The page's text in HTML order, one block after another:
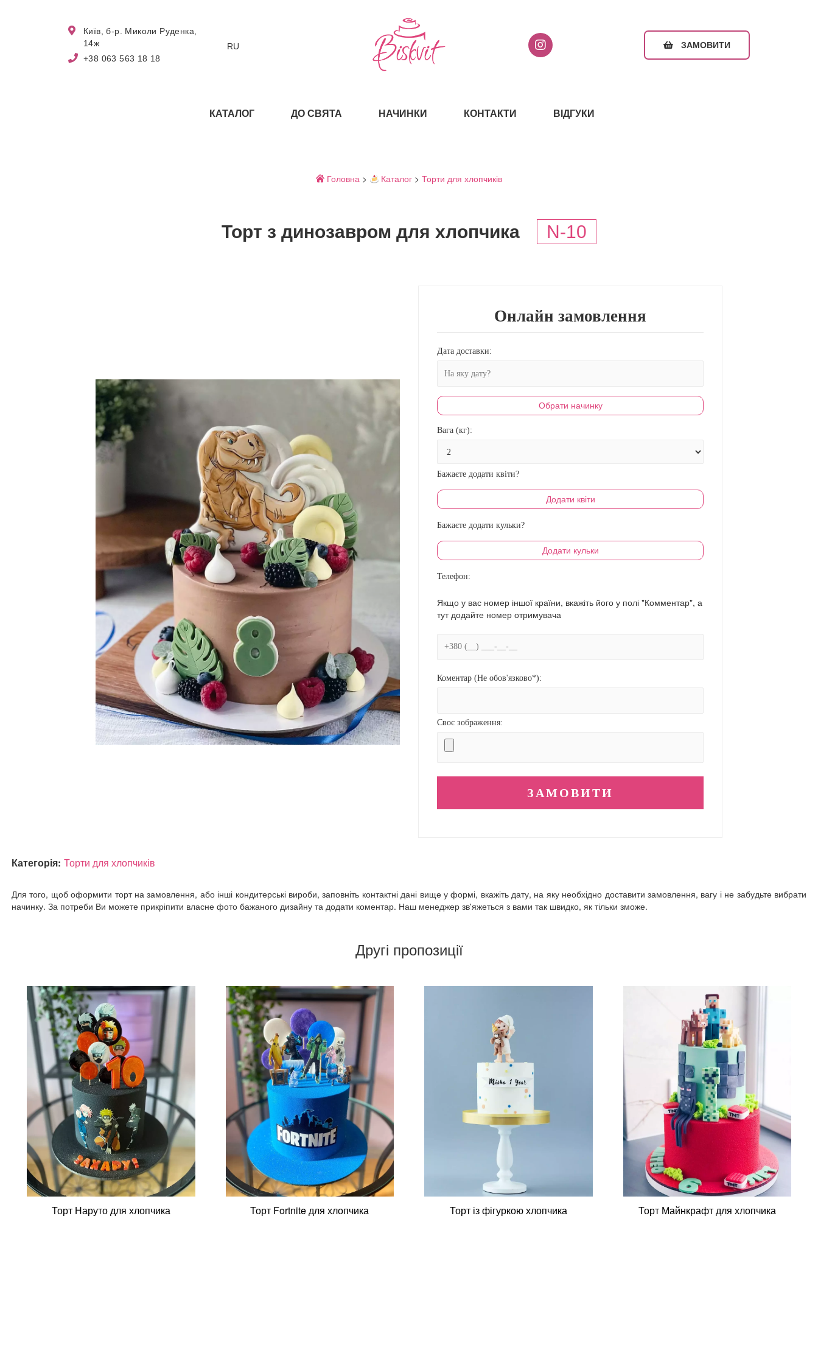
Київ, б-р. Миколи Руденка,
14ж
+38 063 563 18 18
RU ЗАМОВИТИ
КАТАЛОГ ДО СВЯТА НАЧИНКИ КОНТАКТИ ВІДГУКИ
Головна> Каталог >Торти для хлопчиків
Торт з динозавром для хлопчика N-10
Онлайн замовлення
Дата доставки:
Обрати начинку
Вага (кг):
Бажаєте додати квіти?
Додати квіти
Бажаєте додати кульки?
Додати кульки
Телефон:
Якщо у вас номер іншої країни, вкажіть його у полі "Комментар", а
тут додайте номер отримувача
Коментар (Не обов'язково*):
Своє зображення:
Категорія: Торти для хлопчиків
Для того, щоб оформити торт на замовлення, або інші кондитерські вироби, заповніть контактні дані вище у формі, вкажіть дату, на яку необхідно доставити замовлення, вагу і не забудьте вибрати
начинку. За потреби Ви можете прикріпити власне фото бажаного дизайну та додати коментар. Наш менеджер зв'яжеться з вами так швидко, як тільки зможе.
Другі пропозиції
Торт Наруто для хлопчика Торт Fortnite для хлопчика Торт із фігуркою хлопчика Торт Майнкрафт для хлопчика